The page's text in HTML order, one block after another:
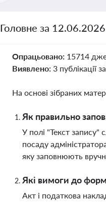
Головне за
Опрацьовано: 15714
Виявлено: 3 публікації
На основі зібраних
Як правильно
У полі "Текст запису"
посаду
яку заповнюють
Які вимоги до
Акт і податкова